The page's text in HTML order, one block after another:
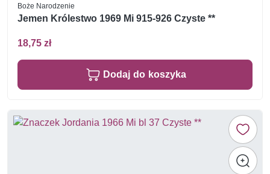
Boże Narodzenie
Jemen Królestwo 1969 Mi 915-926 Czyste **
18,75 zł
Dodaj do koszyka